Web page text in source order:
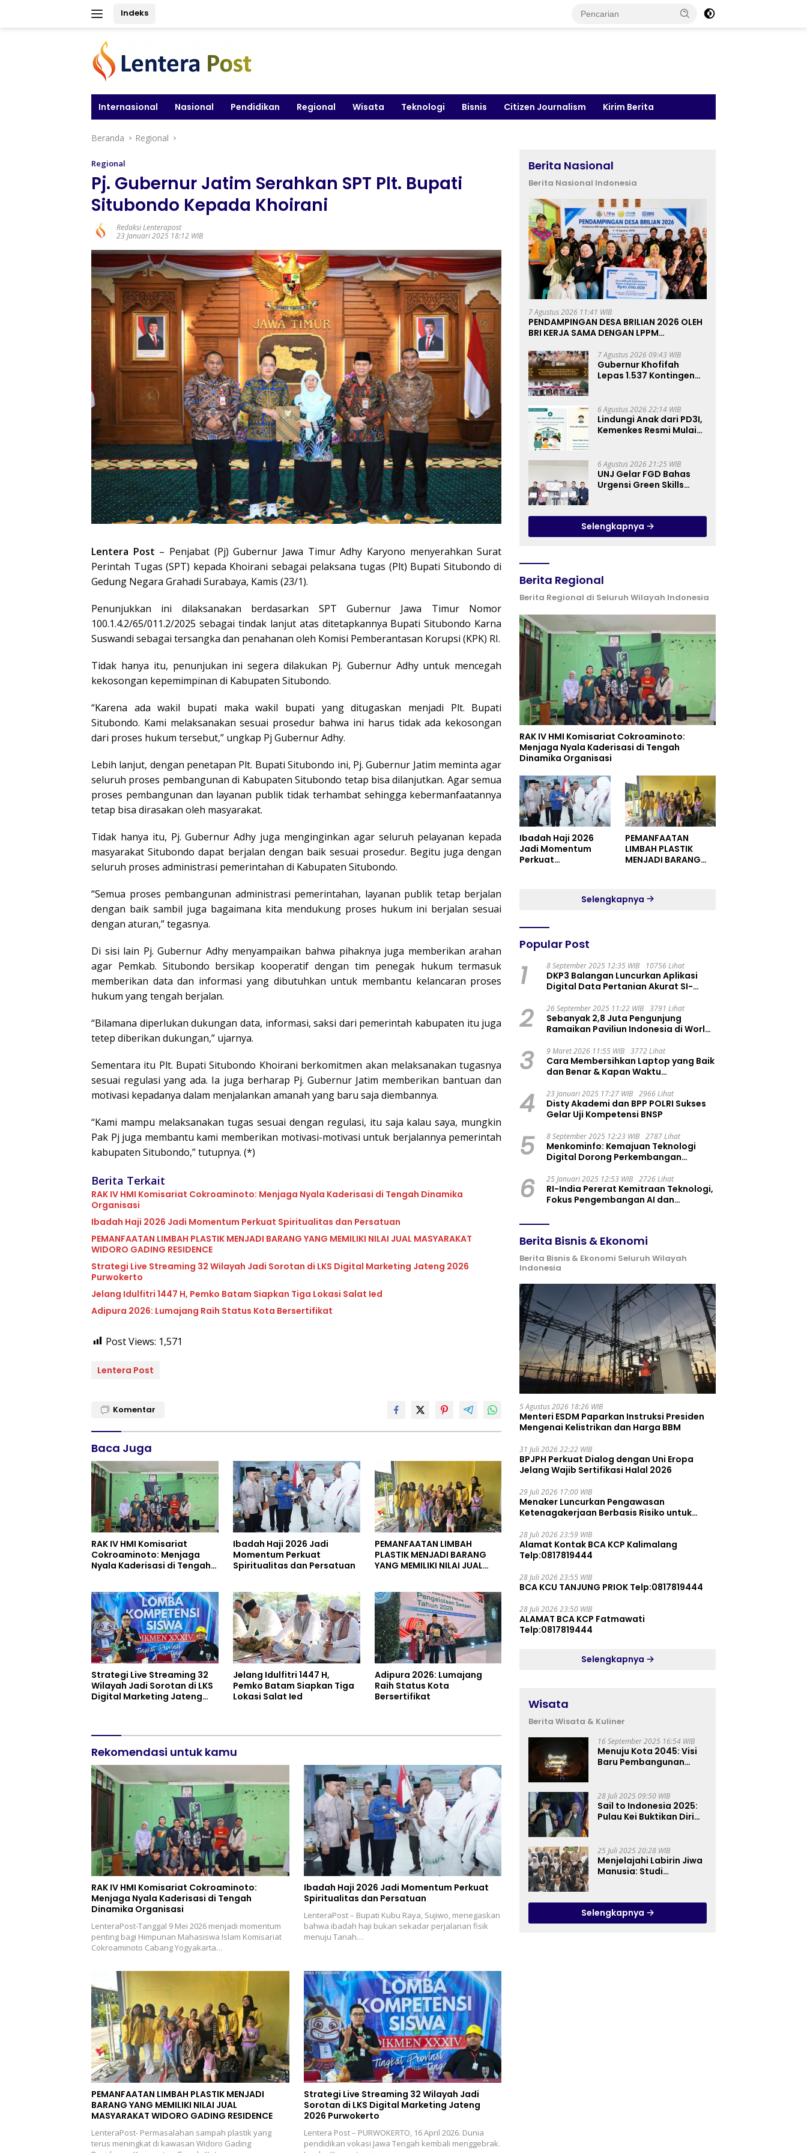
Indeks
Internasional Nasional Pendidikan Regional Wisata Teknologi Bisnis Citizen Journalism Kirim Berita
Beranda Regional
Regional
Pj. Gubernur Jatim Serahkan SPT Plt. Bupati
Situbondo Kepada Khoirani
Redaksi Lenterapost
23 Januari 2025 18:12 WIB
Lentera Post – Penjabat (Pj) Gubernur Jawa Timur Adhy Karyono menyerahkan Surat
Perintah Tugas (SPT) kepada Khoirani sebagai pelaksana tugas (Plt) Bupati Situbondo di
Gedung Negara Grahadi Surabaya, Kamis (23/1).
Penunjukkan ini dilaksanakan berdasarkan SPT Gubernur Jawa Timur Nomor
100.1.4.2/65/011.2/2025 sebagai tindak lanjut atas ditetapkannya Bupati Situbondo Karna
Suswandi sebagai tersangka dan penahanan oleh Komisi Pemberantasan Korupsi (KPK) RI.
Tidak hanya itu, penunjukan ini segera dilakukan Pj. Gubernur Adhy untuk mencegah
kekosongan kepemimpinan di Kabupaten Situbondo.
“Karena ada wakil bupati maka wakil bupati yang ditugaskan menjadi Plt. Bupati
Situbondo. Kami melaksanakan sesuai prosedur bahwa ini harus tidak ada kekosongan
dari proses hukum tersebut,” ungkap Pj Gubernur Adhy.
Lebih lanjut, dengan penetapan Plt. Bupati Situbondo ini, Pj. Gubernur Jatim meminta agar
seluruh proses pembangunan di Kabupaten Situbondo tetap bisa dilanjutkan. Agar semua
proses pembangunan dan layanan publik tidak terhambat sehingga kebermanfaatannya
tetap bisa dirasakan oleh masyarakat.
Tidak hanya itu, Pj. Gubernur Adhy juga menginginkan agar seluruh pelayanan kepada
masyarakat Situbondo dapat berjalan dengan baik sesuai prosedur. Begitu juga dengan
seluruh proses administrasi pemerintahan di Kabupaten Situbondo.
“Semua proses pembangunan administrasi pemerintahan, layanan publik tetap berjalan
dengan baik sambil juga bagaimana kita mendukung proses hukum ini berjalan sesuai
dengan aturan,” tegasnya.
Di sisi lain Pj. Gubernur Adhy menyampaikan bahwa pihaknya juga memberikan arahan
agar Pemkab. Situbondo bersikap kooperatif dengan tim penegak hukum termasuk
memberikan data dan informasi yang dibutuhkan untuk membantu kelancaran proses
hukum yang tengah berjalan.
“Bilamana diperlukan dukungan data, informasi, saksi dari pemerintah kabupaten itu juga
tetep diberikan dukungan,” ujarnya.
Sementara itu Plt. Bupati Situbondo Khoirani berkomitmen akan melaksanakan tugasnya
sesuai regulasi yang ada. Ia juga berharap Pj. Gubernur Jatim memberikan bantuan dan
motivasi kepadanya dalam menjalankan amanah yang baru saja diembannya.
“Kami mampu melaksanakan tugas sesuai dengan regulasi, itu saja kalau saya, mungkin
Pak Pj juga membantu kami memberikan motivasi-motivasi untuk berjalannya pemerintah
kabupaten Situbondo,” tutupnya. (*)
Berita Terkait
RAK IV HMI Komisariat Cokroaminoto: Menjaga Nyala Kaderisasi di Tengah Dinamika
Organisasi
Ibadah Haji 2026 Jadi Momentum Perkuat Spiritualitas dan Persatuan
PEMANFAATAN LIMBAH PLASTIK MENJADI BARANG YANG MEMILIKI NILAI JUAL MASYARAKAT
WIDORO GADING RESIDENCE
Strategi Live Streaming 32 Wilayah Jadi Sorotan di LKS Digital Marketing Jateng 2026
Purwokerto
Jelang Idulfitri 1447 H, Pemko Batam Siapkan Tiga Lokasi Salat Ied
Adipura 2026: Lumajang Raih Status Kota Bersertifikat
Post Views: 1,571
Lentera Post
Komentar
Baca Juga
RAK IV HMI Komisariat
Cokroaminoto: Menjaga
Nyala Kaderisasi di Tengah
Ibadah Haji 2026 Jadi
Momentum Perkuat
Spiritualitas dan Persatuan
PEMANFAATAN LIMBAH
PLASTIK MENJADI BARANG
YANG MEMILIKI NILAI JUAL
Strategi Live Streaming 32
Wilayah Jadi Sorotan di LKS
Digital Marketing Jateng
Jelang Idulfitri 1447 H,
Pemko Batam Siapkan Tiga
Lokasi Salat Ied
Adipura 2026: Lumajang
Raih Status Kota
Bersertifikat
Rekomendasi untuk kamu
RAK IV HMI Komisariat Cokroaminoto:
Menjaga Nyala Kaderisasi di Tengah
Dinamika Organisasi
LenteraPost-Tanggal 9 Mei 2026 menjadi momentum
penting bagi Himpunan Mahasiswa Islam Komisariat
Cokroaminoto Cabang Yogyakarta…
Ibadah Haji 2026 Jadi Momentum Perkuat
Spiritualitas dan Persatuan
LenteraPost – Bupati Kubu Raya, Sujiwo, menegaskan
bahwa ibadah haji bukan sekadar perjalanan fisik
menuju Tanah…
PEMANFAATAN LIMBAH PLASTIK MENJADI
BARANG YANG MEMILIKI NILAI JUAL
MASYARAKAT WIDORO GADING RESIDENCE
LenteraPost- Permasalahan sampah plastik yang
terus meningkat di kawasan Widoro Gading
Strategi Live Streaming 32 Wilayah Jadi
Sorotan di LKS Digital Marketing Jateng
2026 Purwokerto
Lentera Post – PURWOKERTO, 16 April 2026. Dunia
pendidikan vokasi Jawa Tengah kembali menggebrak.
Berita Nasional
Berita Nasional Indonesia
7 Agustus 2026 11:41 WIB
PENDAMPINGAN DESA BRILIAN 2026 OLEH
BRI KERJA SAMA DENGAN LPPM
PURWOKERTO
7 Agustus 2026 09:43 WIB
Gubernur Khofifah
Lepas 1.537 Kontingen
Pesankan Pererat
Persaudaraan, Perkuat
Persatuan dan
6 Agustus 2026 22:14 WIB
Lindungi Anak dari PD3I,
Kemenkes Resmi Mulai
6 Agustus 2026 21:25 WIB
UNJ Gelar FGD Bahas
Urgensi Green Skills
Kurikulum SMK
Pariwisata, Perhotelan,
dan UPW
Selengkapnya
Berita Regional
Berita Regional di Seluruh Wilayah Indonesia
RAK IV HMI Komisariat Cokroaminoto:
Menjaga Nyala Kaderisasi di Tengah
Dinamika Organisasi
Ibadah Haji 2026
Jadi Momentum
Perkuat
PEMANFAATAN
LIMBAH PLASTIK
MENJADI BARANG
RESIDENCE
Selengkapnya
Popular Post
1 8 September 2025 12:35 WIB 10756 Lihat
DKP3 Balangan Luncurkan Aplikasi
Digital Data Pertanian Akurat SI-
2 26 September 2025 11:22 WIB 3791 Lihat
Sebanyak 2,8 Juta Pengunjung
Ramaikan Paviliun Indonesia di World
3 9 Maret 2026 11:55 WIB 3772 Lihat
Cara Membersihkan Laptop yang Baik
dan Benar & Kapan Waktu
4 23 Januari 2025 17:27 WIB 2966 Lihat
Disty Akademi dan BPP POLRI Sukses
Gelar Uji Kompetensi BNSP
5 8 September 2025 12:23 WIB 2787 Lihat
Menkominfo: Kemajuan Teknologi
Digital Dorong Perkembangan
6 25 Januari 2025 12:53 WIB 2726 Lihat
RI-India Pererat Kemitraan Teknologi,
Fokus Pengembangan AI dan
Berita Bisnis & Ekonomi
Berita Bisnis & Ekonomi Seluruh Wilayah
Indonesia
5 Agustus 2026 18:26 WIB
Menteri ESDM Paparkan Instruksi Presiden
Mengenai Kelistrikan dan Harga BBM
31 Juli 2026 22:22 WIB
BPJPH Perkuat Dialog dengan Uni Eropa
Jelang Wajib Sertifikasi Halal 2026
29 Juli 2026 17:00 WIB
Menaker Luncurkan Pengawasan
Ketenagakerjaan Berbasis Risiko untuk
28 Juli 2026 23:59 WIB
Alamat Kontak BCA KCP Kalimalang
Telp:0817819444
28 Juli 2026 23:55 WIB
BCA KCU TANJUNG PRIOK Telp:0817819444
28 Juli 2026 23:50 WIB
ALAMAT BCA KCP Fatmawati
Telp:0817819444
Selengkapnya
Wisata
Berita Wisata & Kuliner
16 September 2025 16:54 WIB
Menuju Kota 2045: Visi
Baru Pembangunan
28 Juli 2025 09:50 WIB
Sail to Indonesia 2025:
Pulau Kei Buktikan Diri
25 Juli 2025 20:28 WIB
Menjelajahi Labirin Jiwa
Manusia: Studi
Pandanaran di RSJ
Grhasia
Selengkapnya